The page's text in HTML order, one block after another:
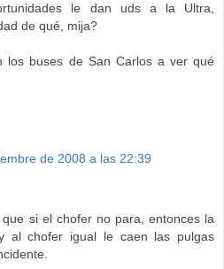
le dan uds a la Ultra,
de qué, mija?
los buses de San Carlos a ver qué
de 2008 a las 22:39
si el chofer no para, entonces la
al chofer igual le caen las pulgas